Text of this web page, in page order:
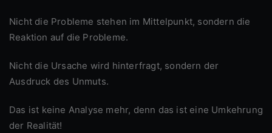
Nicht die Probleme stehen im Mittelpunkt, sondern die
Reaktion auf die Probleme.
Nicht die Ursache wird hinterfragt, sondern der
Ausdruck des Unmuts.
Das ist keine Analyse mehr, denn das ist eine Umkehrung
der Realität!